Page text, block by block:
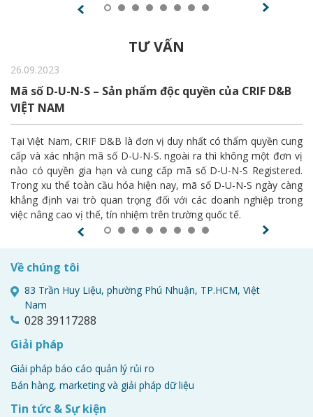
TƯ VẤN
26.09.2023
Mã số D-U-N-S – Sản phẩm độc quyền của CRIF D&B
VIỆT NAM
Tại Việt Nam, CRIF D&B là đơn vị duy nhất có thẩm quyền cung
cấp và xác nhận mã số D-U-N-S. ngoài ra thì không một đơn vị
nào có quyền gia hạn và cung cấp mã số D-U-N-S Registered.
Trong xu thế toàn cầu hóa hiện nay, mã số D-U-N-S ngày càng
khẳng định vai trò quan trọng đối với các doanh nghiệp trong
việc nâng cao vị thế, tín nhiệm trên trường quốc tế.
Về chúng tôi
83 Trần Huy Liệu, phường Phú Nhuận, TP.HCM, Việt
Nam
028 39117288
Giải pháp
Giải pháp báo cáo quản lý rủi ro
Bán hàng, marketing và giải pháp dữ liệu
Tin tức & Sự kiện